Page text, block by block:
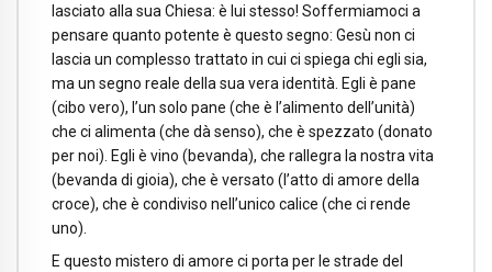
lasciato alla sua Chiesa: è lui stesso! Soffermiamoci a
pensare quanto potente è questo segno: Gesù non ci
lascia un complesso trattato in cui ci spiega chi egli sia,
ma un segno reale della sua vera identità. Egli è pane
(cibo vero), l’un solo pane (che è l’alimento dell’unità)
che ci alimenta (che dà senso), che è spezzato (donato
per noi). Egli è vino (bevanda), che rallegra la nostra vita
(bevanda di gioia), che è versato (l’atto di amore della
croce), che è condiviso nell’unico calice (che ci rende
uno).
E questo mistero di amore ci porta per le strade del